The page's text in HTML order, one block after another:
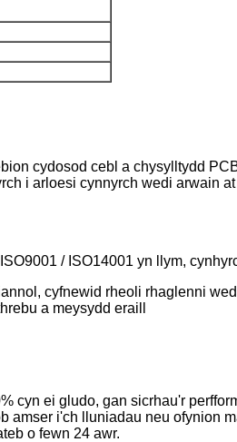
cydosod cebl a chysylltydd
i arloesi cynnyrch wedi arwain
/ ISO14001 yn llym,
cyfnewid rheoli rhaglenni
a meysydd eraill
cyn ei gludo, gan sicrhau'r
amser i'ch lluniadau neu ofynion
o fewn 24 awr.